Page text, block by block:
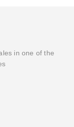
in one of the